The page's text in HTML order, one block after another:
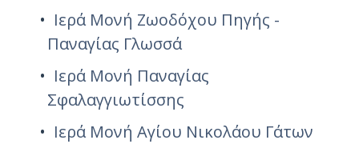
Ιερά Μονή Ζωοδόχου Πηγής -
Παναγίας Γλωσσά
Ιερά Μονή Παναγίας
Σφαλαγγιωτίσσης
Ιερά Μονή Αγίου Νικολάου Γάτων